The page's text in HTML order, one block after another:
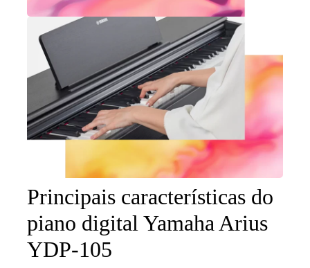
Principais características do
piano digital Yamaha Arius
YDP-105